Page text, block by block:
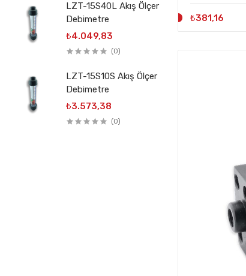
LZT-15S40L Akış Ölçer
Debimetre
₺4.049,83
(0)
LZT-15S10S Akış Ölçer
Debimetre
₺3.573,38
(0)
₺381,16